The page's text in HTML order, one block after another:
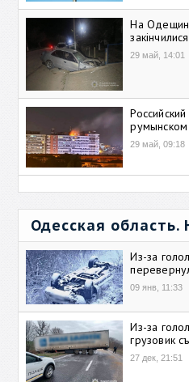
На Одещині
29 май, 14:01
29 май, 09:18
Одесская область.
Из-за
09 янв, 11:33
Из-за
грузовик
27 дек, 21:51